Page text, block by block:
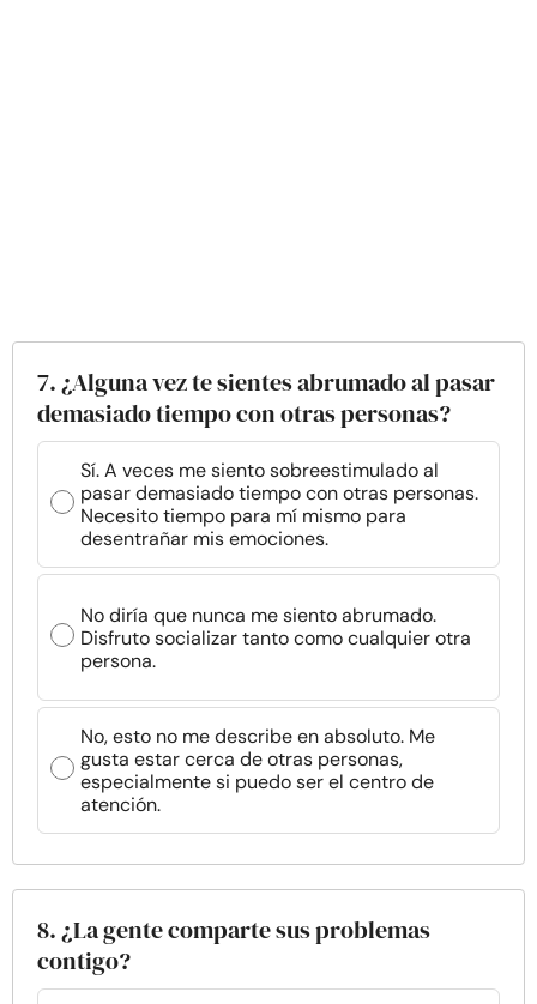
7. ¿Alguna vez te sientes abrumado al pasar
demasiado tiempo con otras personas?
Sí. A veces me siento sobreestimulado al
pasar demasiado tiempo con otras personas.
Necesito tiempo para mí mismo para
desentrañar mis emociones.
No diría que nunca me siento abrumado.
Disfruto socializar tanto como cualquier otra
persona.
No, esto no me describe en absoluto. Me
gusta estar cerca de otras personas,
especialmente si puedo ser el centro de
atención.
8. ¿La gente comparte sus problemas
contigo?